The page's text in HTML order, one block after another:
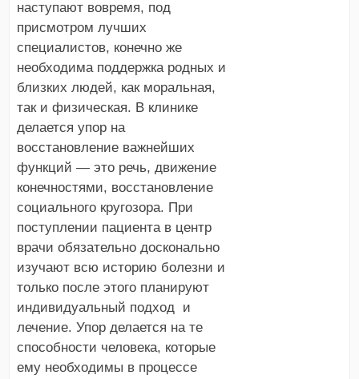
наступают вовремя, под
присмотром лучших
специалистов, конечно же
необходима поддержка родных и
близких людей, как моральная,
так и физическая. В клинике
делается упор на
восстановление важнейших
функций — это речь, движение
конечностями, восстановление
социального кругозора. При
поступлении пациента в центр
врачи обязательно досконально
изучают всю историю болезни и
только после этого планируют
индивидуальный подход и
лечение. Упор делается на те
способности человека, которые
ему необходимы в процессе